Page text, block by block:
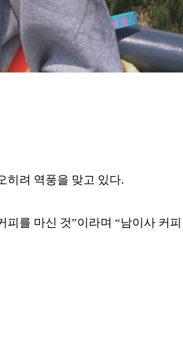
히려 역풍을 맞고 있다.
피를 마신 것”이라며 “남이사 커피